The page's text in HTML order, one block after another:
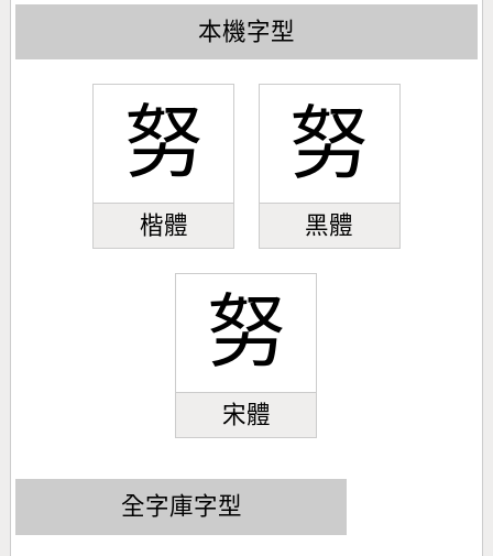
本機字型
努
楷體
努
黑體
努
宋體
全字庫字型